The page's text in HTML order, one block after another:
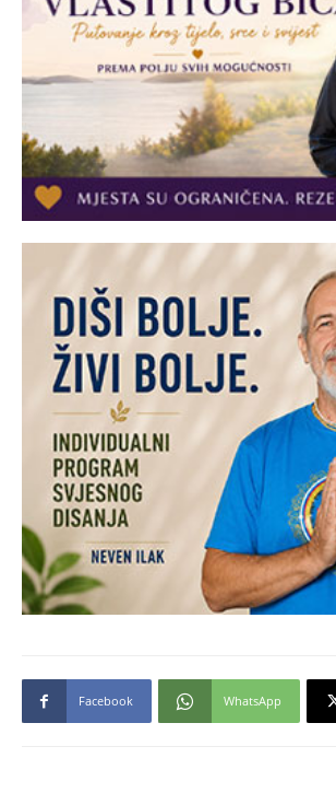
Facebook WhatsApp